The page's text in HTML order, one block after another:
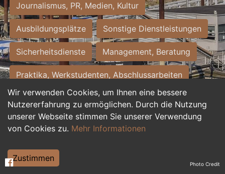
Wir verwenden Cookies, um Ihnen eine bessere
Nutzererfahrung zu ermöglichen. Durch die Nutzung
unserer Webseite stimmen Sie unserer Verwendung
von Cookies zu. Mehr Informationen
Zustimmen
Journalismus, PR, Medien, Kultur
Ausbildungsplätze Sonstige Dienstleistungen
Sicherheitsdienste Management, Beratung
Praktika, Werkstudenten, Abschlussarbeiten
Personalwesen Assistenz, Sekretariat
Hilfskräfte, Aushilfs- und Nebenjobs
Weiterbildung, Studium, duale Ausbildung Photo Credit